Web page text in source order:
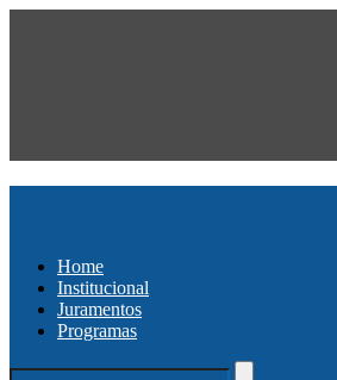
Home
Institucional
Juramentos
Programas